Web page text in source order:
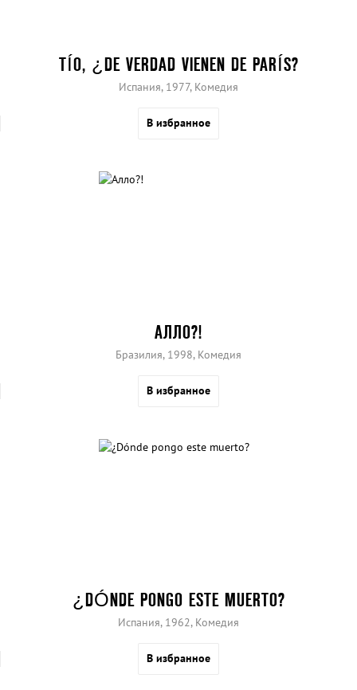
TÍO, ¿DE VERDAD VIENEN DE PARÍS?
Испания, 1977, Комедия
В избранное
АЛЛО?!
Бразилия, 1998, Комедия
В избранное
¿DÓNDE PONGO ESTE MUERTO?
Испания, 1962, Комедия
В избранное